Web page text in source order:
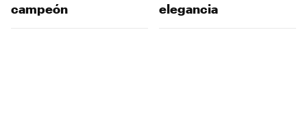
campeón
elegancia